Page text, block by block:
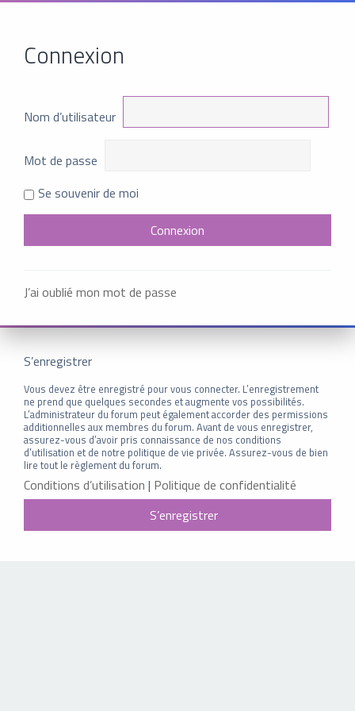
Connexion
Nom d’utilisateur
Mot de passe
Se souvenir de moi
J’ai oublié mon mot de passe
S’enregistrer
Vous devez être enregistré pour vous connecter. L’enregistrement
ne prend que quelques secondes et augmente vos possibilités.
L’administrateur du forum peut également accorder des permissions
additionnelles aux membres du forum. Avant de vous enregistrer,
assurez-vous d’avoir pris connaissance de nos conditions
d’utilisation et de notre politique de vie privée. Assurez-vous de bien
lire tout le règlement du forum.
Conditions d’utilisation | Politique de confidentialité
S’enregistrer